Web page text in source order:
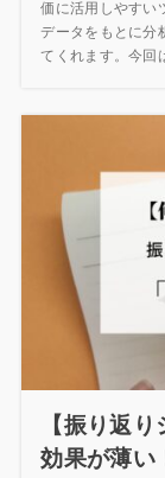
価に活用しやすい
データをもとに分
てくれます。今回
【振り返
効果が薄い